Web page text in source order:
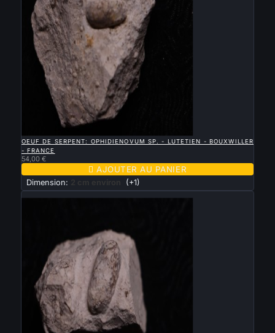
OEUF DE SERPENT: OPHIDIENOVUM SP. - LUTETIEN - BOUXWILLER
- FRANCE
54,00 €
 AJOUTER AU PANIER
Dimension: 2 cm environ (+1)
Nouveau